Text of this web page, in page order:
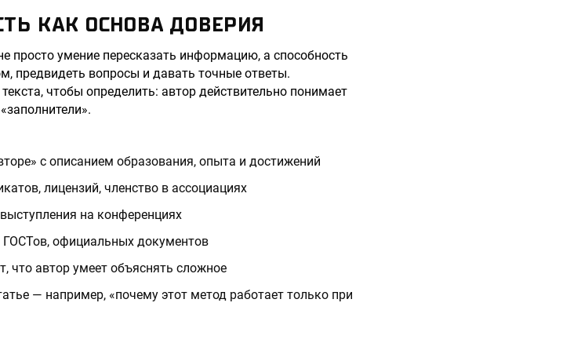
КАК ОСНОВА ДОВЕРИЯ
просто умение пересказать информацию, а способность
предвидеть вопросы и давать точные ответы.
чтобы определить: автор действительно понимает
с описанием образования, опыта и достижений
лицензий, членство в ассоциациях
на конференциях
официальных документов
что автор умеет объяснять сложное
— например, «почему этот метод работает только при